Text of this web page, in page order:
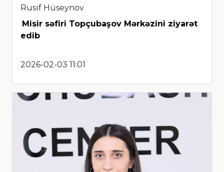
Rusif Hüseynov
Misir səfiri Topçubaşov Mərkəzini ziyarət
edib
2026-02-03 11:01